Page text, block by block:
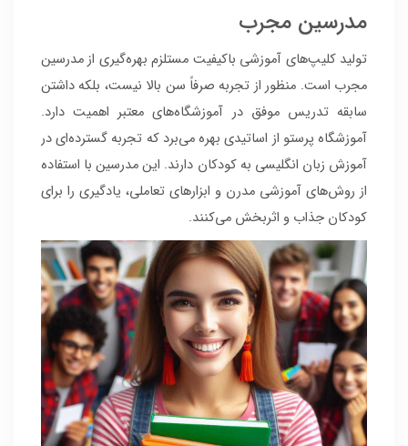
مدرسین مجرب
تولید کلیپ‌های آموزشی باکیفیت مستلزم بهره‌گیری از مدرسین
مجرب است. منظور از تجربه صرفاً سن بالا نیست، بلکه داشتن
سابقه تدریس موفق در آموزشگاه‌های معتبر اهمیت دارد.
آموزشگاه پرستو از اساتیدی بهره می‌برد که تجربه گسترده‌ای در
آموزش زبان انگلیسی به کودکان دارند. این مدرسین با استفاده
از روش‌های آموزشی مدرن و ابزارهای تعاملی، یادگیری را برای
کودکان جذاب و اثربخش می‌کنند.